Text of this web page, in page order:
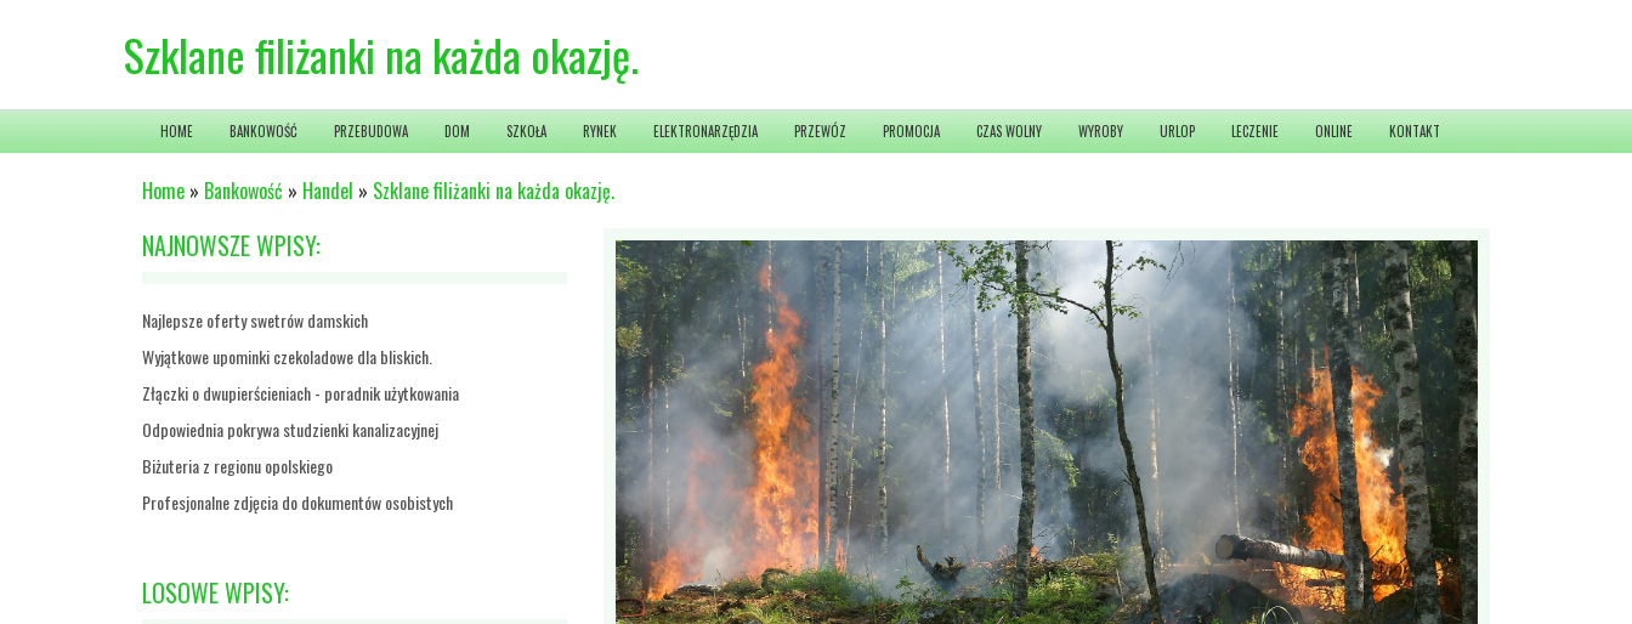
Szklane filiżanki na każda okazję.
HOME BANKOWOŚĆ PRZEBUDOWA DOM SZKOŁA RYNEK ELEKTRONARZĘDZIA PRZEWÓZ PROMOCJA CZAS WOLNY WYROBY URLOP LECZENIE ONLINE KONTAKT
Home » Bankowość » Handel » Szklane filiżanki na każda okazję.
NAJNOWSZE WPISY:
Najlepsze oferty swetrów damskich
Wyjątkowe upominki czekoladowe dla bliskich.
Złączki o dwupierścieniach - poradnik użytkowania
Odpowiednia pokrywa studzienki kanalizacyjnej
Biżuteria z regionu opolskiego
Profesjonalne zdjęcia do dokumentów osobistych
LOSOWE WPISY: